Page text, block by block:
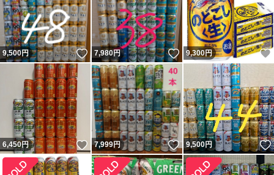
9,500円 いいね！
7,980円 いいね！
9,300円
6,450円 いいね！
7,999円 いいね！
9,500円